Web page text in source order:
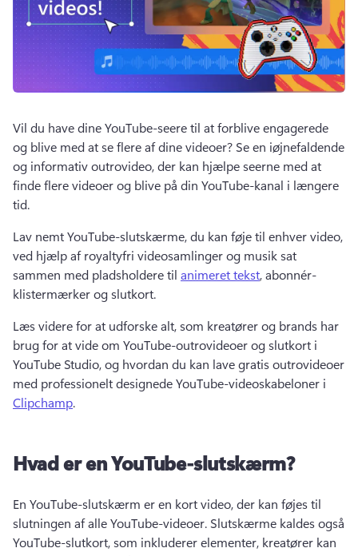
Vil du have dine YouTube-seere til at forblive engagerede
og blive med at se flere af dine videoer? Se en iøjnefaldende
og informativ outrovideo, der kan hjælpe seerne med at
finde flere videoer og blive på din YouTube-kanal i længere
tid.
Lav nemt YouTube-slutskærme, du kan føje til enhver video,
ved hjælp af royaltyfri videosamlinger og musik sat
sammen med pladsholdere til animeret tekst, abonnér-
klistermærker og slutkort.
Læs videre for at udforske alt, som kreatører og brands har
brug for at vide om YouTube-outrovideoer og slutkort i
YouTube Studio, og hvordan du kan lave gratis outrovideoer
med professionelt designede YouTube-videoskabeloner i
Clipchamp.
Hvad er en YouTube-slutskærm?
En YouTube-slutskærm er en kort video, der kan føjes til
slutningen af alle YouTube-videoer. Slutskærme kaldes også
YouTube-slutkort, som inkluderer elementer, kreatører kan